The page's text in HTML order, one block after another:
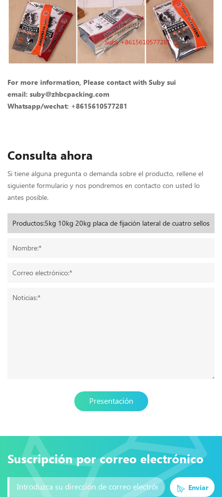
For more information, Please contact with Suby sui
email: suby@zhbcpacking.com
Whatsapp/wechat: +8615610577281
Consulta ahora
Si tiene alguna pregunta o demanda sobre el producto, rellene el
siguiente formulario y nos pondremos en contacto con usted lo
antes posible.
Presentación
Suscripción por correo electrónico
Enviar